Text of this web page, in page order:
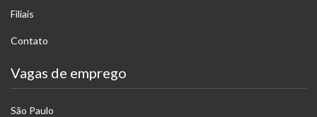
Filiais
Contato
Vagas de emprego
São Paulo